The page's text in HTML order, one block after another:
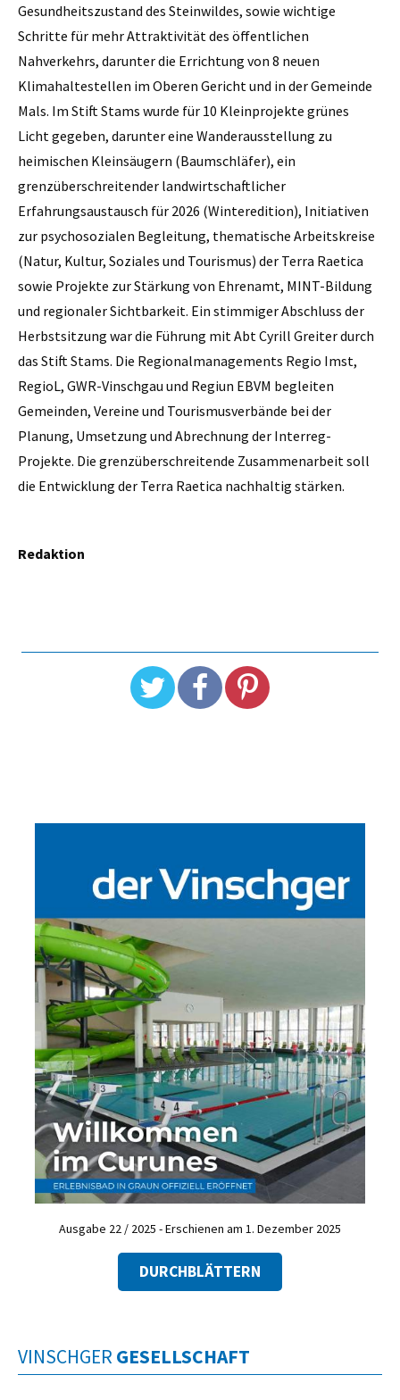
Gesundheitszustand des Steinwildes, sowie wichtige
Schritte für mehr Attraktivität des öffentlichen
Nahverkehrs, darunter die Errichtung von 8 neuen
Klimahaltestellen im Oberen Gericht und in der Gemeinde
Mals. Im Stift Stams wurde für 10 Kleinprojekte grünes
Licht gegeben, darunter eine Wanderausstellung zu
heimischen Kleinsäugern (Baumschläfer), ein
grenzüberschreitender landwirtschaftlicher
Erfahrungsaustausch für 2026 (Winteredition), Initiativen
zur psychosozialen Begleitung, thematische Arbeitskreise
(Natur, Kultur, Soziales und Tourismus) der Terra Raetica
sowie Projekte zur Stärkung von Ehrenamt, MINT-Bildung
und regionaler Sichtbarkeit. Ein stimmiger Abschluss der
Herbstsitzung war die Führung mit Abt Cyrill Greiter durch
das Stift Stams. Die Regionalmanagements Regio Imst,
RegioL, GWR-Vinschgau und Regiun EBVM begleiten
Gemeinden, Vereine und Tourismusverbände bei der
Planung, Umsetzung und Abrechnung der Interreg-
Projekte. Die grenzüberschreitende Zusammenarbeit soll
die Entwicklung der Terra Raetica nachhaltig stärken.
Redaktion
Ausgabe 22 / 2025 - Erschienen am 1. Dezember 2025
DURCHBLÄTTERN
VINSCHGER GESELLSCHAFT